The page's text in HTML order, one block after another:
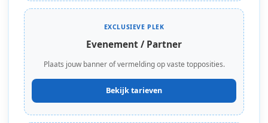
EXCLUSIEVE PLEK
Evenement / Partner
Plaats jouw banner of vermelding op vaste topposities.
Bekijk tarieven